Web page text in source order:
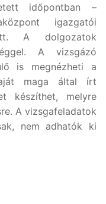
időpontban –
igazgatói
A dolgozatok
A vizsgázó
is megnézheti a
maga által írt
készíthet, melyre
A vizsgafeladatok
nem adhatók ki